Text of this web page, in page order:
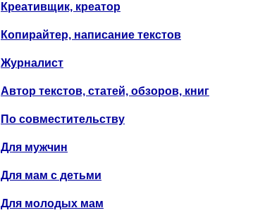
Креативщик, креатор
Копирайтер, написание текстов
Журналист
Автор текстов, статей, обзоров, книг
По совместительству
Для мужчин
Для мам с детьми
Для молодых мам